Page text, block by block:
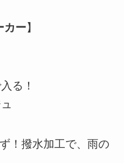
カー 】
る！
！撥水加工で、雨の